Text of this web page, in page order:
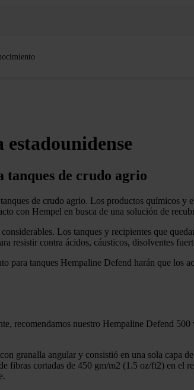
de crudo agrio
de crudo agrio. Los productos químicos y
con Hempel en busca de una solución de
Los tanques y recipientes que
resistir contra ácidos, cáusticos, disolventes
para tanques Hempaline Defend harán que los
recomendamos nuestro Hempaline Defend
granalla angular y consistió en una sola
fibras cortadas de 450 gm/m2 (1.5 oz/ft2) en